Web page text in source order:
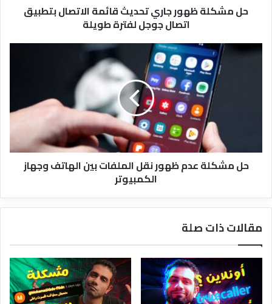
جوجلحل مشكلة ظهور جاري تحديث قائمة الاتصال بتطبيق
اتصال جوجل لفترة طويلة
حل
وجهاز
الكمبيوتر
حل مشكلة عدم ظهور نقل الملفات بين الهاتف وجهاز
الكمبيوتر
مقالات ذات صلة